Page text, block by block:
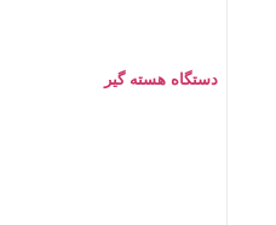
دستگاه هسته گیر